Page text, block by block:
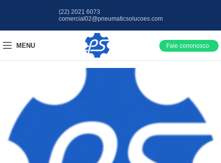
(22) 2021 6073
comercial02@pneumaticsolucoes.com
MENU Fale cononosco